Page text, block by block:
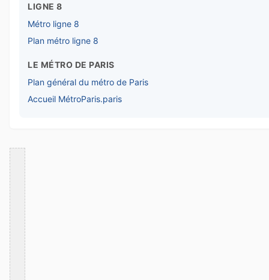
LIGNE 8
Métro ligne 8
Plan métro ligne 8
LE MÉTRO DE PARIS
Plan général du métro de Paris
Accueil MétroParis.paris